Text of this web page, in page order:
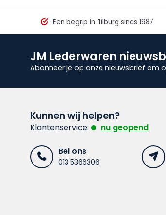
Een begrip in Tilburg sinds 1987
JM Lederwaren
Abonneer je op onze nieuwsbrief om
Kunnen wij helpen?
Klantenservice: nu geopend
Bel ons
013 5366306